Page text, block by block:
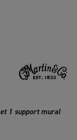
1 support mural